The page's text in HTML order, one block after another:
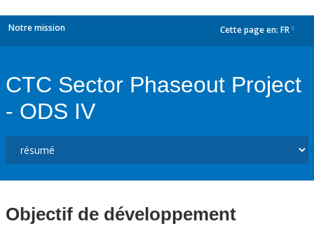
Notre mission Cette page en: FR
CTC Sector Phaseout Project
- ODS IV
Objectif de développement